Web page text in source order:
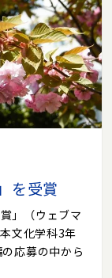
を受賞
」（ウェブマ
文化学科3年
応募の中から